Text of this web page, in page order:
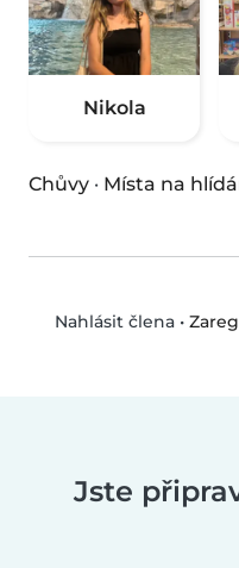
Nikola
Chůvy · Místa na
Nahlásit člena•
Jste